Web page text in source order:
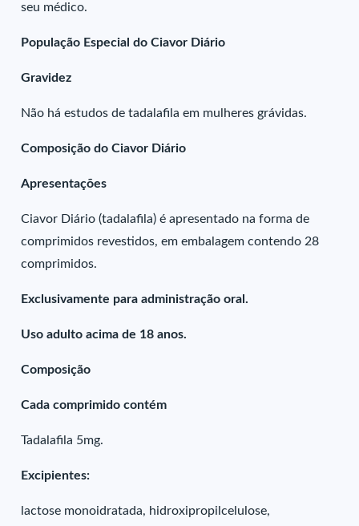
seu médico.
População Especial do Ciavor Diário
Gravidez
Não há estudos de tadalafila em mulheres grávidas.
Composição do Ciavor Diário
Apresentações
Ciavor Diário (tadalafila) é apresentado na forma de
comprimidos revestidos, em embalagem contendo 28
comprimidos.
Exclusivamente para administração oral.
Uso adulto acima de 18 anos.
Composição
Cada comprimido contém
Tadalafila 5mg.
Excipientes:
lactose monoidratada, hidroxipropilcelulose,